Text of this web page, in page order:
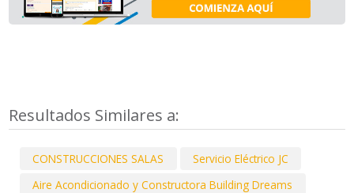
Resultados Similares a:
CONSTRUCCIONES SALAS
Servicio Eléctrico JC
Aire Acondicionado y Constructora Building Dreams